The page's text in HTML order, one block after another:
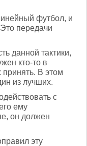
футбол, и
передачи
данной тактики,
кто-то в
В этом
из лучших.
с
ему
он должен
эту